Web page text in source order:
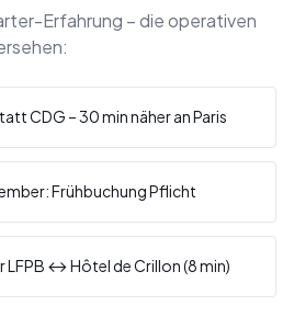
Erfahrung – die operativen
CDG – 30 min näher an Paris
Frühbuchung Pflicht
↔ Hôtel de Crillon (8 min)